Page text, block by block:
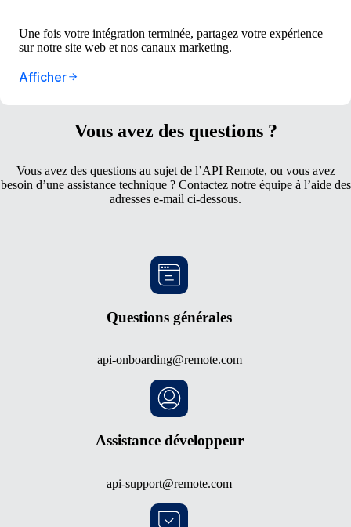
Une fois votre intégration terminée, partagez votre expérience
sur notre site web et nos canaux marketing.
Afficher
Vous avez des questions ?
Vous avez des questions au sujet de l’API Remote, ou vous avez
besoin d’une assistance technique ? Contactez notre équipe à l’aide des
adresses e-mail ci-dessous.
Questions générales
api-onboarding@remote.com
Assistance développeur
api-support@remote.com